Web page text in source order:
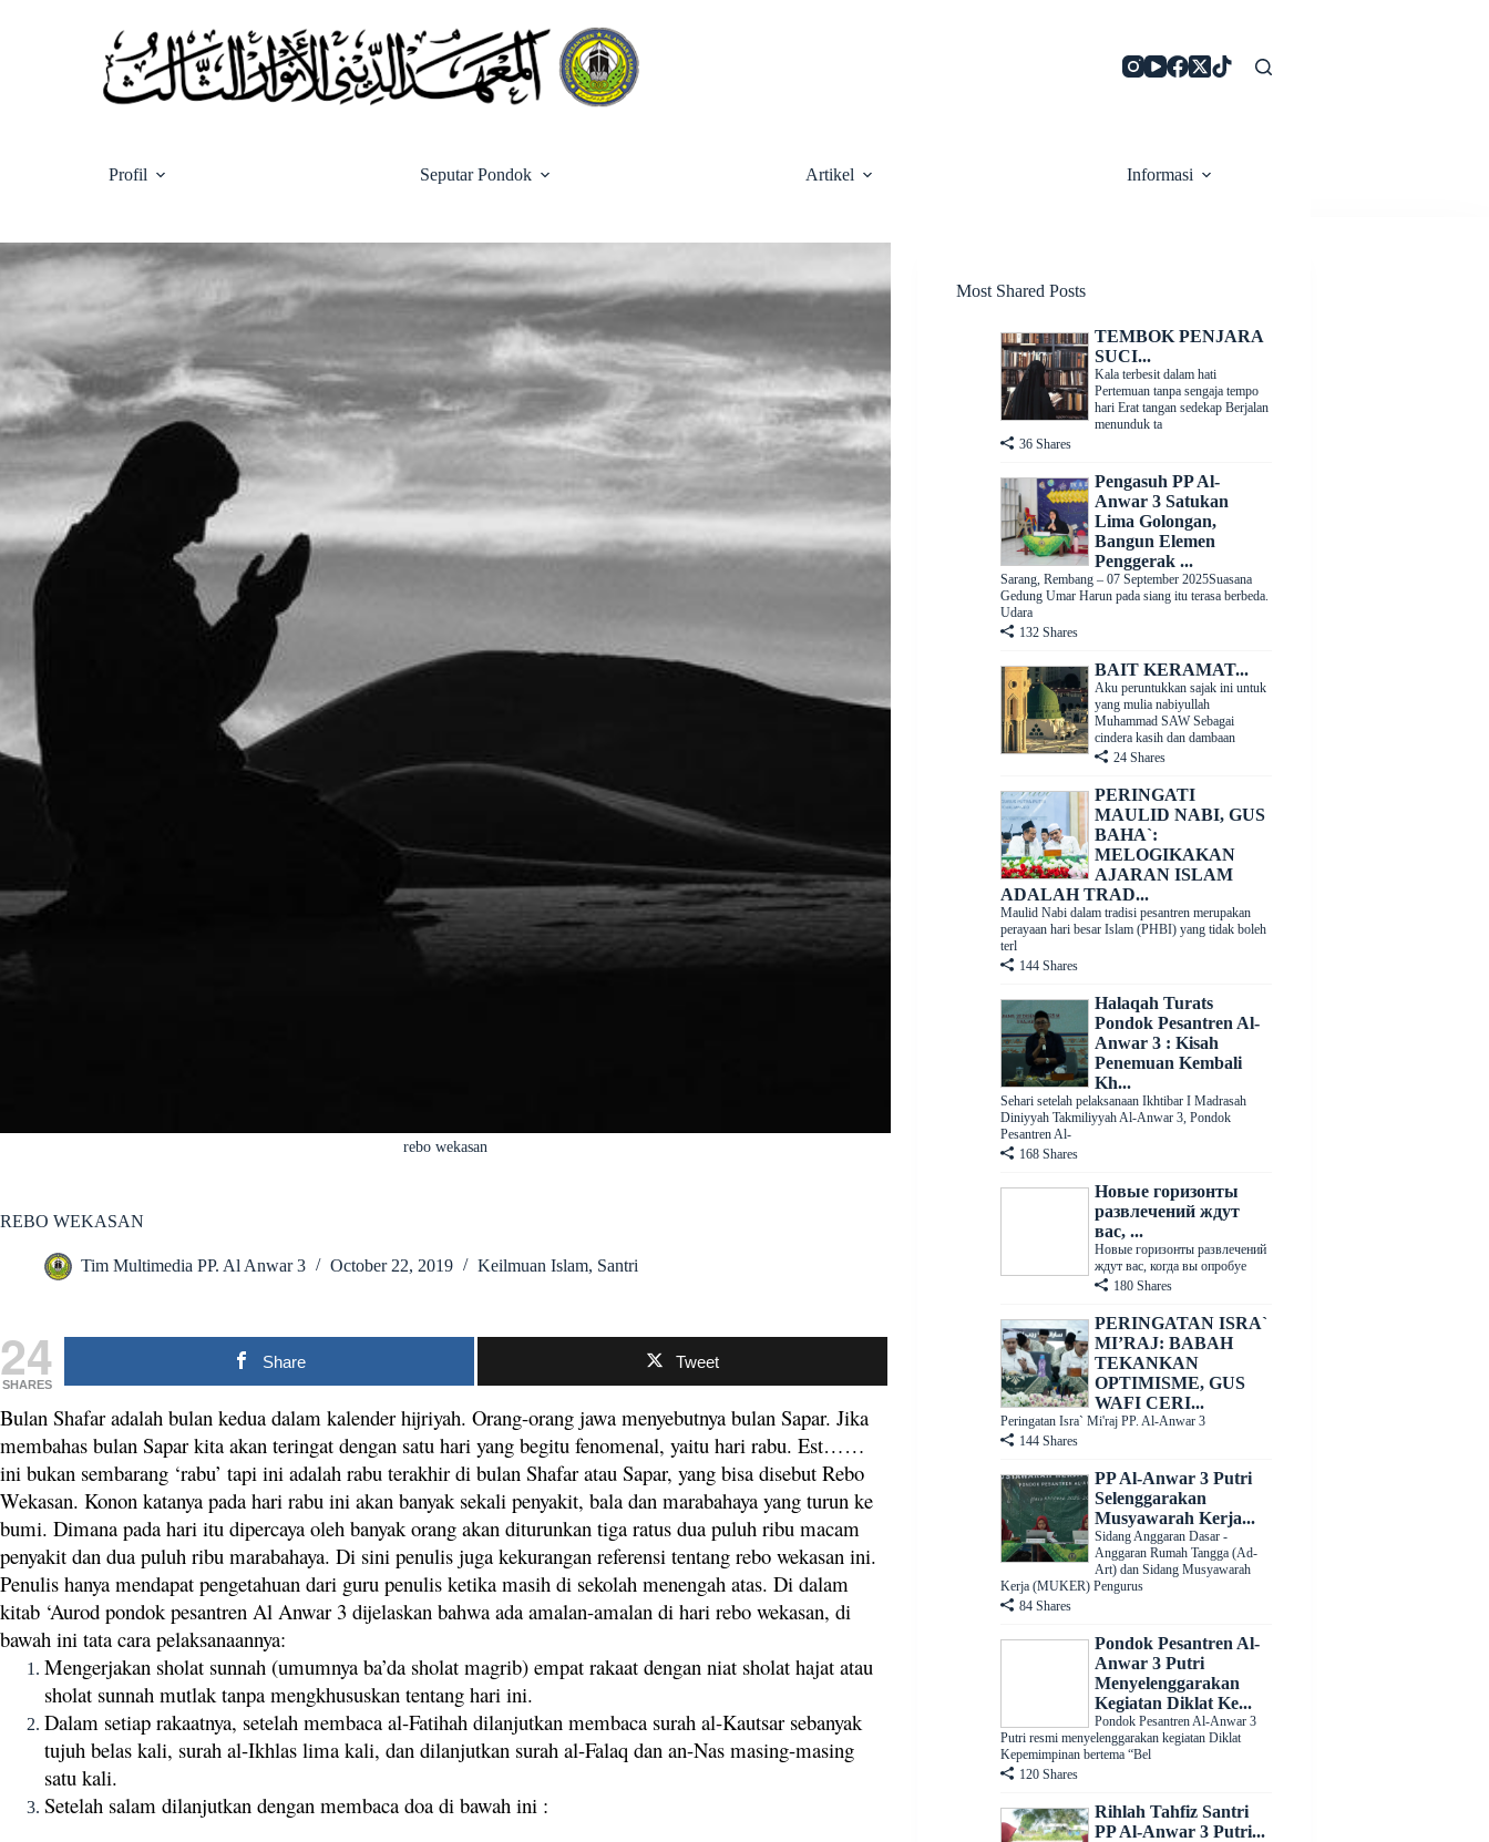
Profil Seputar Pondok Artikel Informasi
rebo wekasan
REBO WEKASAN
Tim Multimedia PP. Al Anwar 3 October 22, 2019 Keilmuan Islam, Santri
24
SHARES
Share Tweet
Bulan Shafar adalah bulan kedua dalam kalender hijriyah. Orang-orang jawa menyebutnya bulan Sapar. Jika
membahas bulan Sapar kita akan teringat dengan satu hari yang begitu fenomenal, yaitu hari rabu. Est……
ini bukan sembarang ‘rabu’ tapi ini adalah rabu terakhir di bulan Shafar atau Sapar, yang bisa disebut Rebo
Wekasan. Konon katanya pada hari rabu ini akan banyak sekali penyakit, bala dan marabahaya yang turun ke
bumi. Dimana pada hari itu dipercaya oleh banyak orang akan diturunkan tiga ratus dua puluh ribu macam
penyakit dan dua puluh ribu marabahaya. Di sini penulis juga kekurangan referensi tentang rebo wekasan ini.
Penulis hanya mendapat pengetahuan dari guru penulis ketika masih di sekolah menengah atas. Di dalam
kitab ‘Aurod pondok pesantren Al Anwar 3 dijelaskan bahwa ada amalan-amalan di hari rebo wekasan, di
bawah ini tata cara pelaksanaannya:
Mengerjakan sholat sunnah (umumnya ba’da sholat magrib) empat rakaat dengan niat sholat hajat atau
sholat sunnah mutlak tanpa mengkhususkan tentang hari ini.
Dalam setiap rakaatnya, setelah membaca al-Fatihah dilanjutkan membaca surah al-Kautsar sebanyak
tujuh belas kali, surah al-Ikhlas lima kali, dan dilanjutkan surah al-Falaq dan an-Nas masing-masing
satu kali.
Setelah salam dilanjutkan dengan membaca doa di bawah ini :
Most Shared Posts
TEMBOK PENJARA
SUCI...
Kala terbesit dalam hati
Pertemuan tanpa sengaja tempo
hari Erat tangan sedekap Berjalan
menunduk ta
36 Shares
Pengasuh PP Al-
Anwar 3 Satukan
Lima Golongan,
Bangun Elemen
Penggerak ...
Sarang, Rembang – 07 September 2025Suasana
Gedung Umar Harun pada siang itu terasa berbeda.
Udara
132 Shares
BAIT KERAMAT...
Aku peruntukkan sajak ini untuk
yang mulia nabiyullah
Muhammad SAW Sebagai
cindera kasih dan dambaan
24 Shares
PERINGATI
MAULID NABI, GUS
BAHA`:
MELOGIKAKAN
AJARAN ISLAM
ADALAH TRAD...
Maulid Nabi dalam tradisi pesantren merupakan
perayaan hari besar Islam (PHBI) yang tidak boleh
terl
144 Shares
Halaqah Turats
Pondok Pesantren Al-
Anwar 3 : Kisah
Penemuan Kembali
Kh...
Sehari setelah pelaksanaan Ikhtibar I Madrasah
Diniyyah Takmiliyyah Al-Anwar 3, Pondok
Pesantren Al-
168 Shares
Новые горизонты
развлечений ждут
вас, ...
Новые горизонты развлечений
ждут вас, когда вы опробуе
180 Shares
PERINGATAN ISRA`
MI’RAJ: BABAH
TEKANKAN
OPTIMISME, GUS
WAFI CERI...
Peringatan Isra` Mi'raj PP. Al-Anwar 3
144 Shares
PP Al-Anwar 3 Putri
Selenggarakan
Musyawarah Kerja...
Sidang Anggaran Dasar -
Anggaran Rumah Tangga (Ad-
Art) dan Sidang Musyawarah
Kerja (MUKER) Pengurus
84 Shares
Pondok Pesantren Al-
Anwar 3 Putri
Menyelenggarakan
Kegiatan Diklat Ke...
Pondok Pesantren Al-Anwar 3
Putri resmi menyelenggarakan kegiatan Diklat
Kepemimpinan bertema “Bel
120 Shares
Rihlah Tahfiz Santri
PP Al-Anwar 3 Putri...